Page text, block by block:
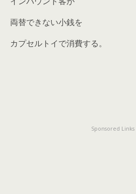
両替できない小銭を
カプセルトイで消費する。
Sponsored Links